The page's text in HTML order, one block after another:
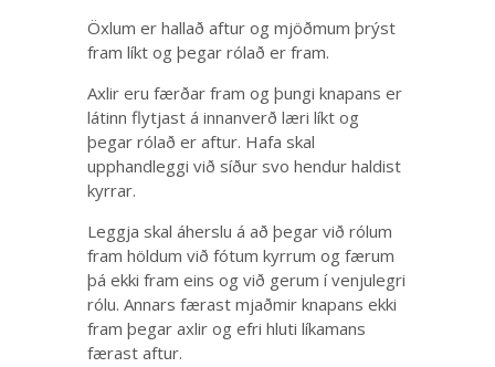
Öxlum er hallað aftur og mjöðmum þrýst
fram líkt og þegar rólað er fram.
Axlir eru færðar fram og þungi knapans er
látinn flytjast á innanverð læri líkt og
þegar rólað er aftur. Hafa skal
upphandleggi við síður svo hendur haldist
kyrrar.
Leggja skal áherslu á að þegar við rólum
fram höldum við fótum kyrrum og færum
þá ekki fram eins og við gerum í venjulegri
rólu. Annars færast mjaðmir knapans ekki
fram þegar axlir og efri hluti líkamans
færast aftur.